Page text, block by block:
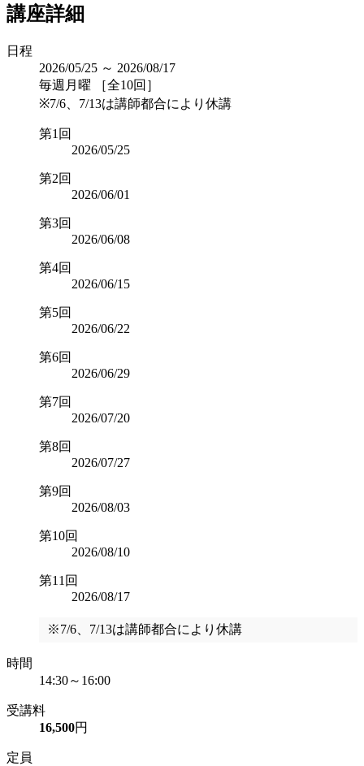
講座詳細
日程
2026/05/25 ～ 2026/08/17
毎週月曜 ［全10回］
※7/6、7/13は講師都合により休講
第1回
2026/05/25
第2回
2026/06/01
第3回
2026/06/08
第4回
2026/06/15
第5回
2026/06/22
第6回
2026/06/29
第7回
2026/07/20
第8回
2026/07/27
第9回
2026/08/03
第10回
2026/08/10
第11回
2026/08/17
※7/6、7/13は講師都合により休講
時間
14:30～16:00
受講料
16,500円
定員